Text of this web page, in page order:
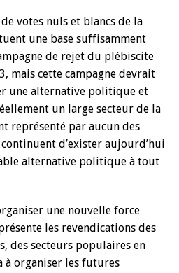
votes nuls et blancs de la
une base suffisamment
de rejet du plébiscite
mais cette campagne devrait
une alternative politique et
un large secteur de la
représenté par aucun des
d’exister aujourd’hui
alternative politique à tout
une nouvelle force
les revendications des
des secteurs populaires en
à organiser les futures